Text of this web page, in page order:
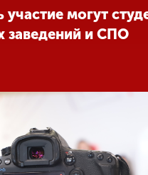
виды
жизнь
участие могут
заведений и СПО